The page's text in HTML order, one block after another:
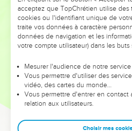
DE
ET SI LEURS ERREURS
VOTRES ?
leur foi ou leur vision. Mais on voit
et les saisons difficiles qu'ils ont
sont elles qui les ont
Dans cette conférence, leaders,
clés pour avancer avec plus de
acceptez que TopChrétien utilise des
cookies ou l'identifiant unique de
traite vos données à caractère
données de navigation et les
votre compte utilisateur) dans les buts
Mesurer l'audience de notre service
Vous permettre d'utiliser des
vidéo, des cartes du monde…
Vous permettre d'entrer en contact
relation aux utilisateurs.
Choisir mes